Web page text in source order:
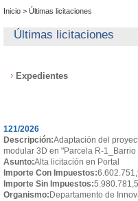
Inicio > Últimas licitaciones
Últimas licitaciones
Expedientes
121/2026
Descripción:Adaptación del
modular 3D en "Parcela R-
Asunto:Alta licitación en Portal
Importe Con Impuestos:
Importe Sin Impuestos:
Organismo: Departamento de